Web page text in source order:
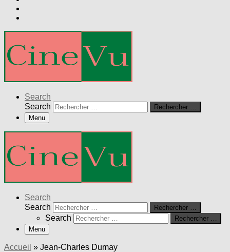
Search
Search
Rechercher …
Menu
Search
Search
Rechercher …
Search
Rechercher …
Menu
Accueil » Jean-Charles Dumay